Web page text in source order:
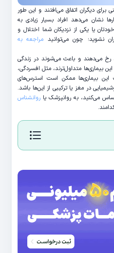
برای دیگران اتفاق می‌افتند و این طور
نشان می‌دهد افراد بسیار زیادی به
یا یکی از نزدیکان شما اختلال و
نشوید؛ چون می‌توانید مراجعه به
رخ می‌دهند و باعث می‌شوند در زندگی
بیماری‌ها متداول‌ترند، مثل افسردگی،
این بیماری‌ها ممکن است استرس‌های
در مغز یا ترکیبی از این‌ها باشد.
می‌کنید، به روانپزشک یا روانشناس